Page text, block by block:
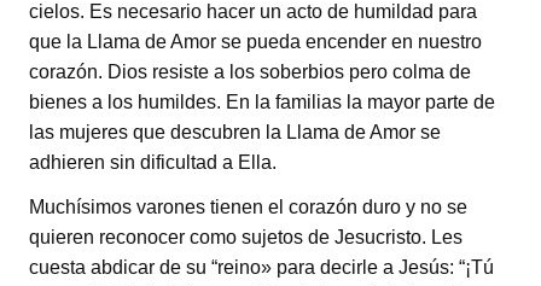
cielos. Es necesario hacer un acto de humildad para
que la Llama de Amor se pueda encender en nuestro
corazón. Dios resiste a los soberbios pero colma de
bienes a los humildes. En la familias la mayor parte de
las mujeres que descubren la Llama de Amor se
adhieren sin dificultad a Ella.
Muchísimos varones tienen el corazón duro y no se
quieren reconocer como sujetos de Jesucristo. Les
cuesta abdicar de su “reino» para decirle a Jesús: “¡Tú